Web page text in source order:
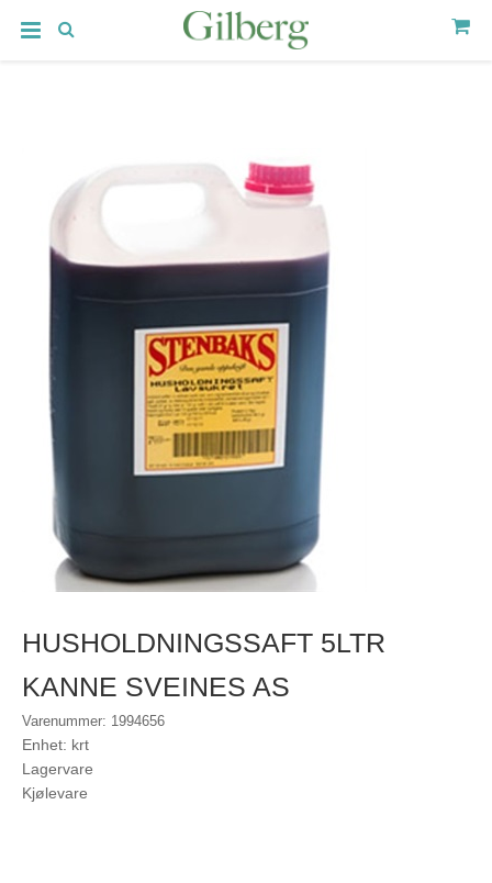
HUSHOLDNINGSSAFT 5LTR
KANNE SVEINES AS
Varenummer: 1994656
Enhet: krt
Lagervare
Kjølevare